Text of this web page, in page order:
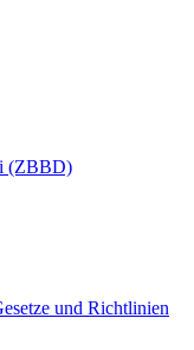
(ZBBD)
und Richtlinien